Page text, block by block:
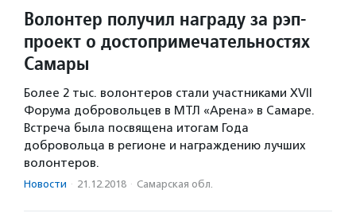
Волонтер получил награду за рэп-
проект о достопримечательностях
Самары
Более 2 тыс. волонтеров стали участниками XVII
Форума добровольцев в МТЛ «Арена» в Самаре.
Встреча была посвящена итогам Года
добровольца в регионе и награждению лучших
волонтеров.
Новости · 21.12.2018 · Самарская обл.